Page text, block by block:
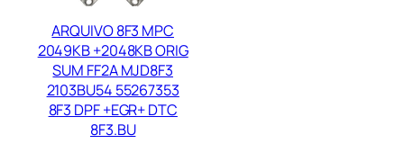
ARQUIVO 8F3 MPC
2049KB +2048KB ORIG
SUM FF2A MJD8F3
2103BU54 55267353
8F3 DPF +EGR+ DTC
8F3.BU